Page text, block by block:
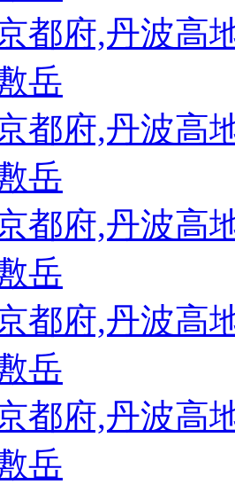
都府,丹波高
岳
都府,丹波高
岳
都府,丹波高
岳
都府,丹波高
岳
都府,丹波高
岳